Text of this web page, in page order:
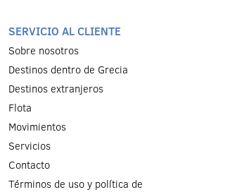
SERVICIO AL CLIENTE
Sobre nosotros
Destinos dentro de Grecia
Destinos extranjeros
Flota
Μovimientos
Servicios
Contacto
Términos de uso y política de